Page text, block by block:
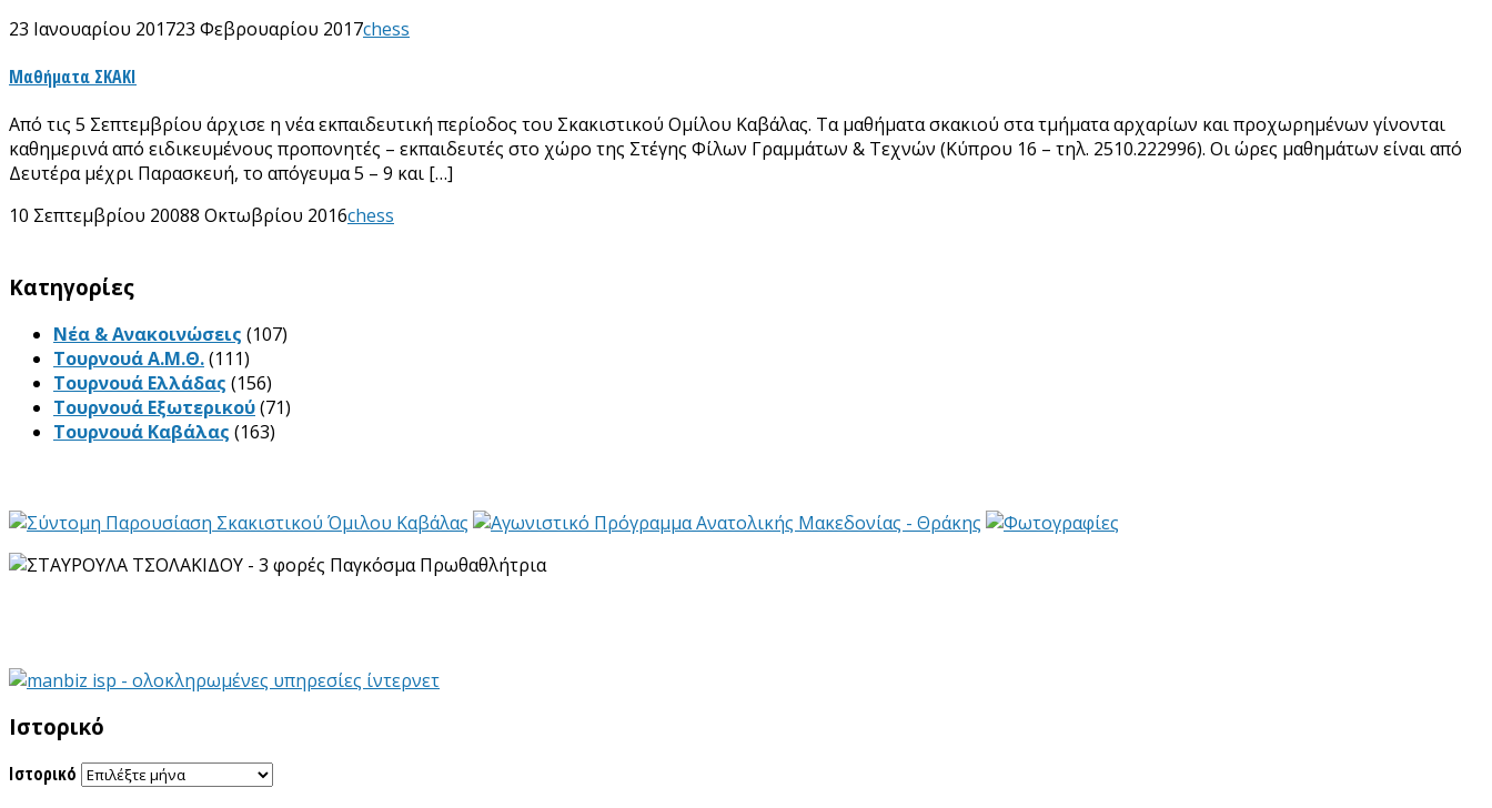
23 Ιανουαρίου 201723 Φεβρουαρίου 2017chess
Μαθήματα ΣΚΑΚΙ
Από τις 5 Σεπτεμβρίου άρχισε η νέα εκπαιδευτική περίοδος του Σκακιστικού Ομίλου Καβάλας. Τα μαθήματα σκακιού στα τμήματα αρχαρίων και προχωρημένων γίνονται
καθημερινά από ειδικευμένους προπονητές – εκπαιδευτές στο χώρο της Στέγης Φίλων Γραμμάτων & Τεχνών (Κύπρου 16 – τηλ. 2510.222996). Οι ώρες μαθημάτων είναι από
Δευτέρα μέχρι Παρασκευή, το απόγευμα 5 – 9 και […]
10 Σεπτεμβρίου 20088 Οκτωβρίου 2016chess
Kατηγορίες
Νέα & Ανακοινώσεις (107)
Τουρνουά Α.Μ.Θ.(111)
Τουρνουά Ελλάδας (156)
Τουρνουά Εξωτερικού(71)
Τουρνουά Καβάλας (163)
Ιστορικό
Ιστορικό